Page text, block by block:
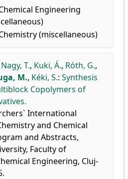
Engineering
(miscellaneous)
Nagy, T., Kuki, Á., Róth, G.,
M., Kéki, S.: Synthesis
Copolymers of
International
and Chemical
and Abstracts,
Faculty of
Engineering, Cluj-